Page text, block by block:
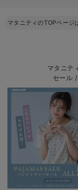
マタニティのTOPページ
マタニテ
セール